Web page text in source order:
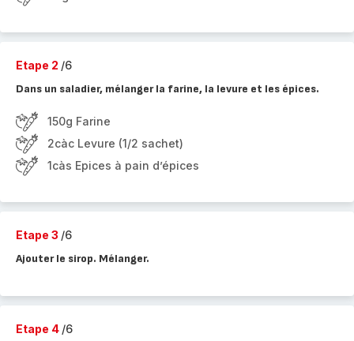
Etape 2 /6
Dans un saladier, mélanger la farine, la levure et les épices.
150g Farine
2càc Levure (1/2 sachet)
1càs Epices à pain d’épices
Etape 3 /6
Ajouter le sirop. Mélanger.
Etape 4 /6